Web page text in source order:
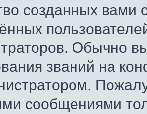
созданных
Обычно
званий на
сообщениями